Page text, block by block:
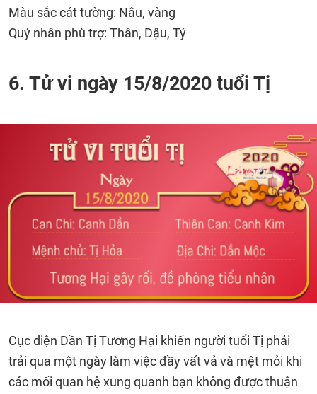
Màu sắc cát tường: Nâu, vàng
Quý nhân phù trợ: Thân, Dậu, Tý
6. Tử vi ngày 15/8/2020 tuổi Tị
Cục diện Dần Tị Tương Hại khiến người tuổi Tị phải
trải qua một ngày làm việc đầy vất vả và mệt mỏi khi
các mối quan hệ xung quanh bạn không được thuận